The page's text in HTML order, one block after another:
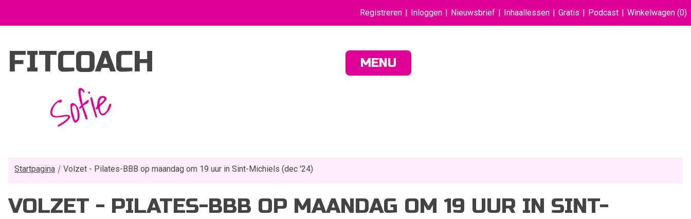
Registreren Inloggen Nieuwsbrief Inhaallessen Gratis Podcast Winkelwagen (0)
FITCOACH
Sofie
MENU
Startpagina Volzet - Pilates-BBB op maandag om 19 uur in Sint-Michiels (dec '24)
VOLZET - PILATES-BBB OP MAANDAG OM 19 UUR IN SINT-